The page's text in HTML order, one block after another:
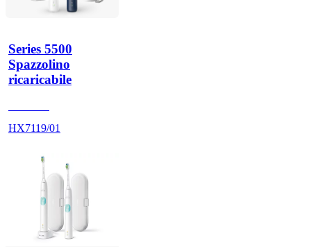
Series 5500
Spazzolino
ricaricabile
HX7119/01